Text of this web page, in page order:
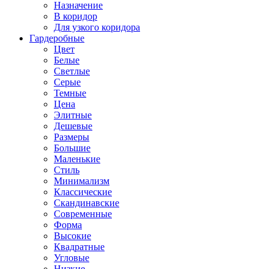
Назначение
В коридор
Для узкого коридора
Гардеробные
Цвет
Белые
Светлые
Серые
Темные
Цена
Элитные
Дешевые
Размеры
Большие
Маленькие
Стиль
Минимализм
Классические
Скандинавские
Современные
Форма
Высокие
Квадратные
Угловые